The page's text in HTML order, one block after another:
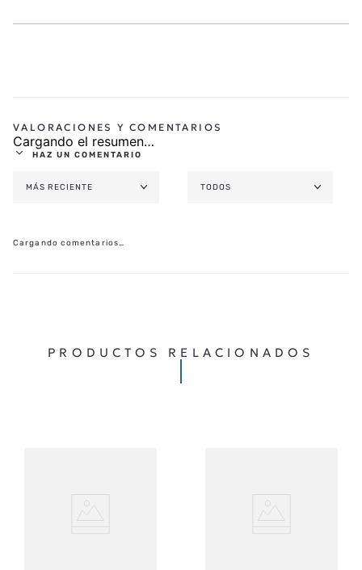
Cargando el resumen…
HAZ UN COMENTARIO
MÁS RECIENTE TODOS
Cargando comentarios…
PRODUCTOS RELACIONADOS